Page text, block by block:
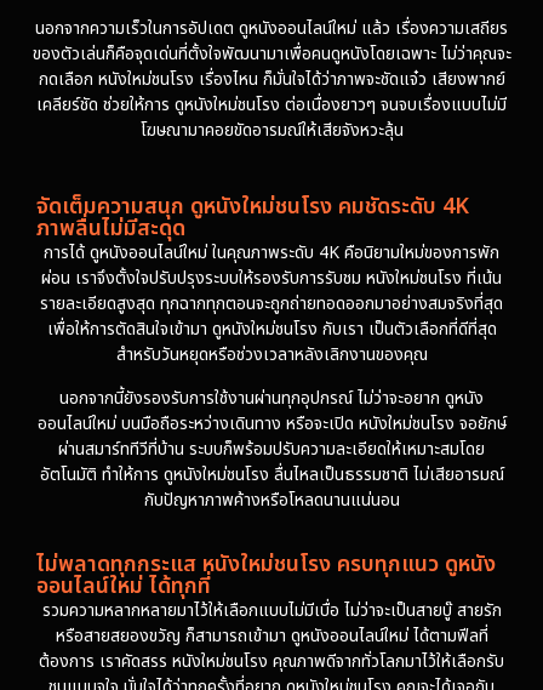
นอกจากความเร็วในการอัปเดต ดูหนังออนไลน์ใหม่ แล้ว เรื่องความเสถียร
ของตัวเล่นก็คือจุดเด่นที่ตั้งใจพัฒนามาเพื่อคนดูหนังโดยเฉพาะ ไม่ว่าคุณจะ
กดเลือก หนังใหม่ชนโรง เรื่องไหน ก็มั่นใจได้ว่าภาพจะชัดแจ๋ว เสียงพากย์
เคลียร์ชัด ช่วยให้การ ดูหนังใหม่ชนโรง ต่อเนื่องยาวๆ จนจบเรื่องแบบไม่มี
โฆษณามาคอยขัดอารมณ์ให้เสียจังหวะลุ้น
จัดเต็มความสนุก ดูหนังใหม่ชนโรง คมชัดระดับ 4K
ภาพลื่นไม่มีสะดุด
การได้ ดูหนังออนไลน์ใหม่ ในคุณภาพระดับ 4K คือนิยามใหม่ของการพัก
ผ่อน เราจึงตั้งใจปรับปรุงระบบให้รองรับการรับชม หนังใหม่ชนโรง ที่เน้น
รายละเอียดสูงสุด ทุกฉากทุกตอนจะถูกถ่ายทอดออกมาอย่างสมจริงที่สุด
เพื่อให้การตัดสินใจเข้ามา ดูหนังใหม่ชนโรง กับเรา เป็นตัวเลือกที่ดีที่สุด
สำหรับวันหยุดหรือช่วงเวลาหลังเลิกงานของคุณ
นอกจากนี้ยังรองรับการใช้งานผ่านทุกอุปกรณ์ ไม่ว่าจะอยาก ดูหนัง
ออนไลน์ใหม่ บนมือถือระหว่างเดินทาง หรือจะเปิด หนังใหม่ชนโรง จอยักษ์
ผ่านสมาร์ททีวีที่บ้าน ระบบก็พร้อมปรับความละเอียดให้เหมาะสมโดย
อัตโนมัติ ทำให้การ ดูหนังใหม่ชนโรง ลื่นไหลเป็นธรรมชาติ ไม่เสียอารมณ์
กับปัญหาภาพค้างหรือโหลดนานแน่นอน
ไม่พลาดทุกกระแส หนังใหม่ชนโรง ครบทุกแนว ดูหนัง
ออนไลน์ใหม่ ได้ทุกที่
รวมความหลากหลายมาไว้ให้เลือกแบบไม่มีเบื่อ ไม่ว่าจะเป็นสายบู๊ สายรัก
หรือสายสยองขวัญ ก็สามารถเข้ามา ดูหนังออนไลน์ใหม่ ได้ตามฟีลที่
ต้องการ เราคัดสรร หนังใหม่ชนโรง คุณภาพดีจากทั่วโลกมาไว้ให้เลือกรับ